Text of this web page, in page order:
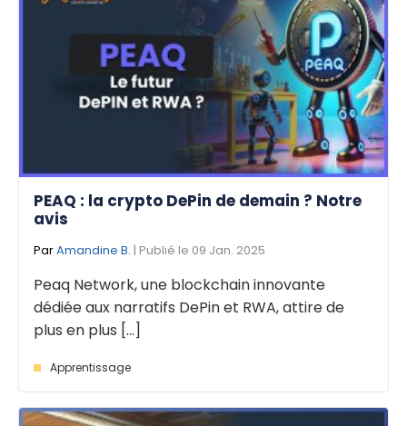
PEAQ : la crypto DePin de demain ? Notre
avis
ParAmandine B. | Publié le 09 Jan. 2025
Peaq Network, une blockchain innovante
dédiée aux narratifs DePin et RWA, attire de
plus en plus [...]
Apprentissage